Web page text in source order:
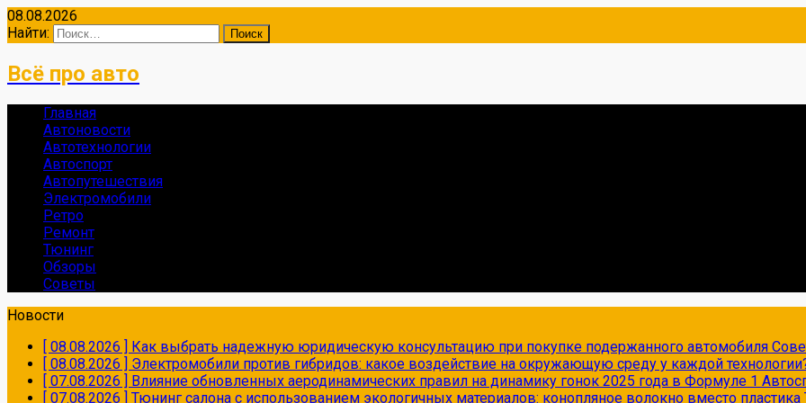
08.08.2026
Найти:
Всё про авто
Главная
Автоновости
Автотехнологии
Автоспорт
Автопутешествия
Электромобили
Ретро
Ремонт
Тюнинг
Обзоры
Советы
Новости
[ 08.08.2026 ] Как выбрать надежную юридическую консультацию при покупке подержанного автомобиля
[ 08.08.2026 ] Электромобили против гибридов: какое воздействие на окружающую среду у каждой
[ 07.08.2026 ] Влияние обновленных аеродинамических правил на динамику гонок 2025 года в Формуле 1
[ 07.08.2026 ] Тюнинг салона с использованием экологичных материалов: конопляное волокно вместо пластика